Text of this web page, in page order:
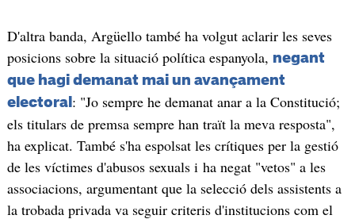
D'altra banda, Argüello també ha volgut aclarir les seves
posicions sobre la situació política espanyola, negant
que hagi demanat mai un avançament
electoral : "Jo sempre he demanat anar a la Constitució;
els titulars de premsa sempre han traït la meva resposta",
ha explicat. També s'ha espolsat les crítiques per la gestió
de les víctimes d'abusos sexuals i ha negat "vetos" a les
associacions, argumentant que la selecció dels assistents a
la trobada privada va seguir criteris d'institucions com el